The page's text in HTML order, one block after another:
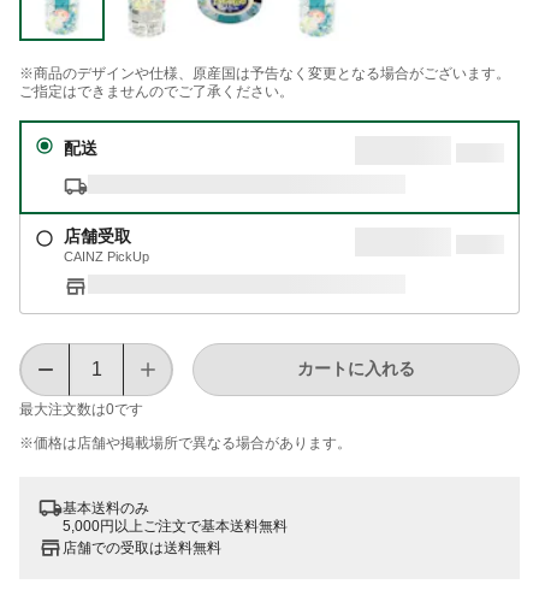
※商品のデザインや仕様、原産国は予告なく変更となる場合がございます。
ご指定はできませんのでご了承ください。
配送
店舗受取
CAINZ PickUp
最大注文数は0です
カートに入れる
※価格は​店舗や​掲載場所で​異なる​場合が​あります。
基本送料のみ
5,000円以上ご注文で基本送料無料
店舗での受取は送料無料